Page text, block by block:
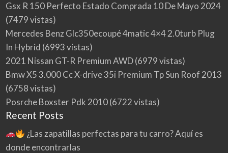
Gsx R 150 Perfecto Estado Comprada 10 De Mayo 2024
(7479 vistas)
Mercedes Benz Glc350ecoupé 4matic 4×4 2.0turb Plug
In Hybrid (6993 vistas)
2021 Nissan GT-R Premium AWD(6979 vistas)
Bmw X5 3.000 Cc X-drive 35i Premium Tp Sun Roof 2013
(6758 vistas)
Posrche Boxster Pdk 2010(6722 vistas)
Recent Posts
¿Las zapatillas perfectas para tu carro? Aquí es
donde encontrarlas